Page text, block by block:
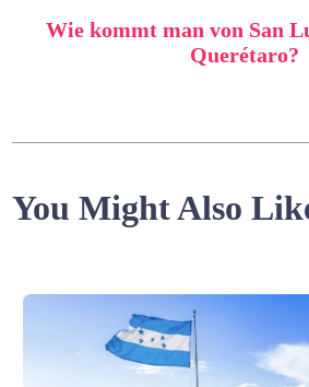
Wie kommt man von San
Querétaro?
You Might Also